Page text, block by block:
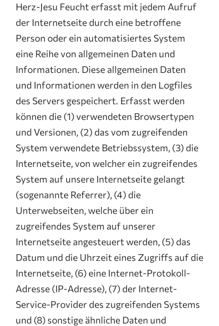
Herz-Jesu Feucht erfasst mit jedem Aufruf
der Internetseite durch eine betroffene
Person oder ein automatisiertes System
eine Reihe von allgemeinen Daten und
Informationen. Diese allgemeinen Daten
und Informationen werden in den Logfiles
des Servers gespeichert. Erfasst werden
können die (1) verwendeten Browsertypen
und Versionen, (2) das vom zugreifenden
System verwendete Betriebssystem, (3) die
Internetseite, von welcher ein zugreifendes
System auf unsere Internetseite gelangt
(sogenannte Referrer), (4) die
Unterwebseiten, welche über ein
zugreifendes System auf unserer
Internetseite angesteuert werden, (5) das
Datum und die Uhrzeit eines Zugriffs auf die
Internetseite, (6) eine Internet-Protokoll-
Adresse (IP-Adresse), (7) der Internet-
Service-Provider des zugreifenden Systems
und (8) sonstige ähnliche Daten und